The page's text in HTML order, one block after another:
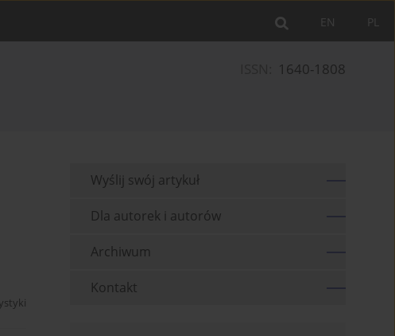
PL
EN
1640-1808
Wyślij swój artykuł
Dla autorek i autorów
Archiwum
Kontakt